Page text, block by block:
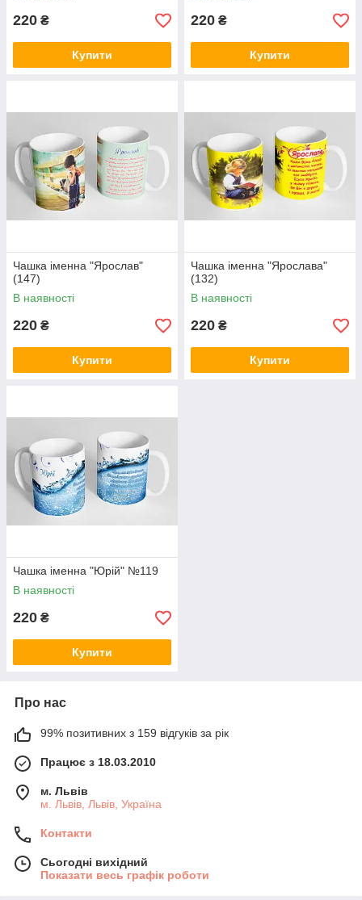
220 ₴
Купити
220 ₴
Купити
Чашка іменна "Ярослав"
(147)
В наявності
220 ₴
Купити
Чашка іменна "Ярослава"
(132)
В наявності
220 ₴
Купити
Чашка іменна "Юрій" №119
В наявності
220 ₴
Купити
Про нас
99% позитивних з 159 відгуків за рік
Працює з 18.03.2010
м. Львів
м. Львів, Львів, Україна
Контакти
Сьогодні вихідний
Показати весь графік роботи